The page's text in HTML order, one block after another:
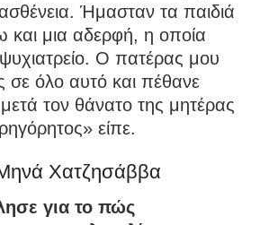
Ήμασταν τα παιδιά
και μια αδερφή, η οποία
ψυχιατρείο. Ο πατέρας μου
σε όλο αυτό και πέθανε
τον θάνατο της μητέρας
είπε.
Χατζησάββα
για το πώς